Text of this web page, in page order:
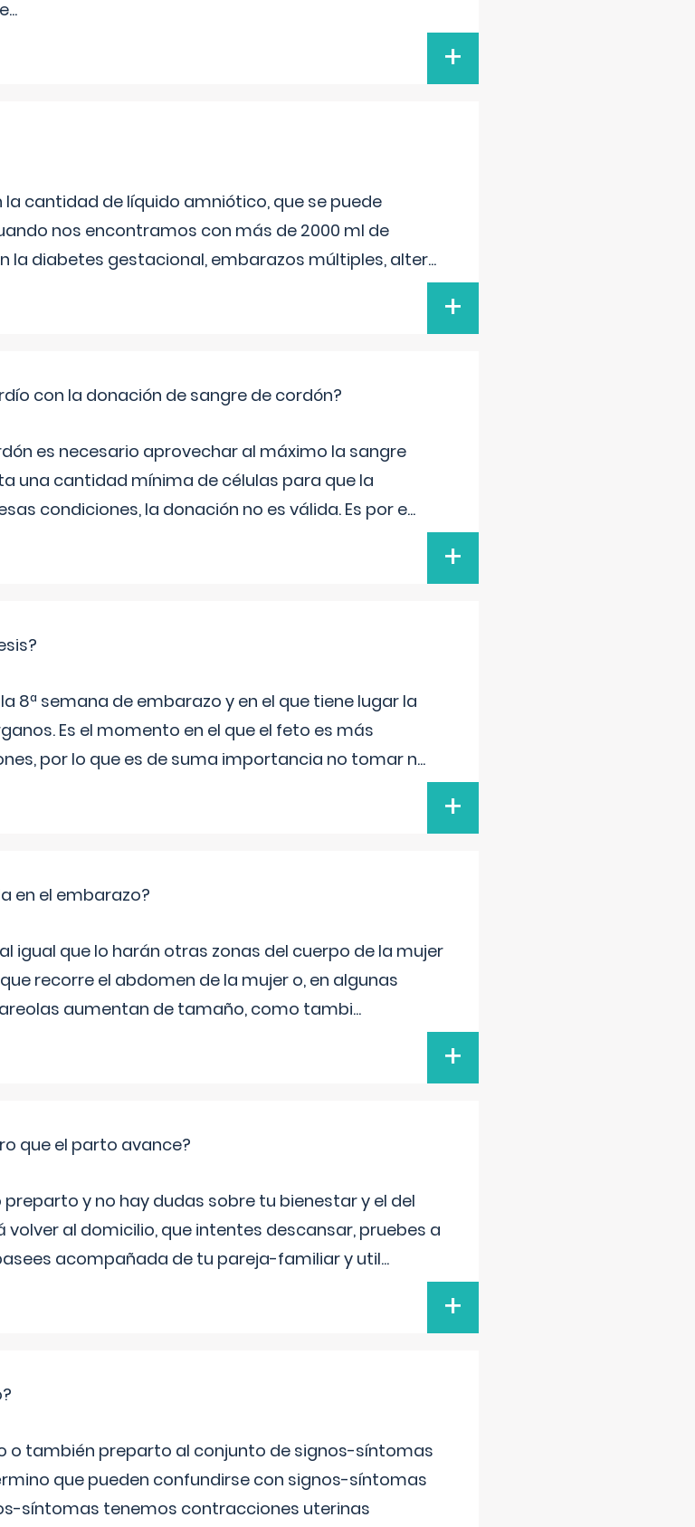
...
+
cantidad de líquido amniótico, que se puede
nos encontramos con más de 2000 ml de
la diabetes gestacional, embarazos múltiples, alter...
+
con la donación de sangre de cordón?
es necesario aprovechar al máximo la sangre
una cantidad mínima de células para que la
condiciones, la donación no es válida. Es por e...
+
8ª semana de embarazo y en el que tiene lugar la
Es el momento en el que el feto es más
por lo que es de suma importancia no tomar n...
+
en el embarazo?
igual que lo harán otras zonas del cuerpo de la mujer
recorre el abdomen de la mujer o, en algunas
aumentan de tamaño, como tambi...
+
que el parto avance?
y no hay dudas sobre tu bienestar y el del
al domicilio, que intentes descansar, pruebes a
acompañada de tu pareja-familiar y util...
+
o también preparto al conjunto de signos-síntomas
que pueden confundirse con signos-síntomas
síntomas tenemos contracciones uterinas